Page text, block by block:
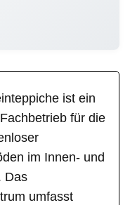
ist ein
für die
im Innen- und
Das
umfasst